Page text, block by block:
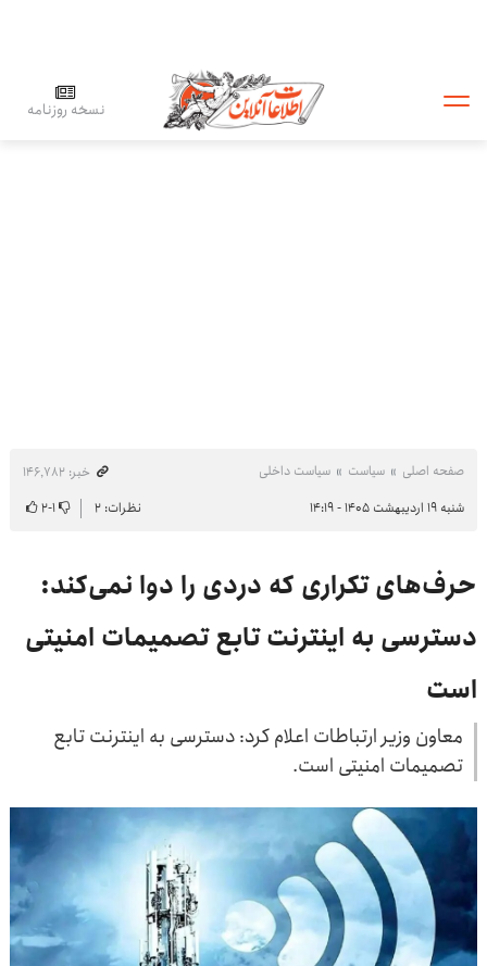
نسخه روزنامه
صفحه اصلی سیاست سیاست داخلی
خبر: ۱۴۶٬۷۸۲
شنبه ۱۹ اردیبهشت ۱۴۰۵ - ۱۴:۱۹
نظرات: ۲ ۱-۲
حرف‌های تکراری که دردی را دوا نمی‌کند:
دسترسی به اینترنت تابع تصمیمات امنیتی
است
معاون وزیر ارتباطات اعلام کرد: دسترسی به اینترنت تابع
تصمیمات امنیتی است.